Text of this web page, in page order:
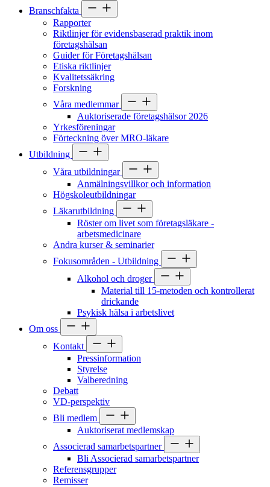
Branschfakta
Rapporter
Riktlinjer för evidensbaserad praktik inom
företagshälsan
Guider för Företagshälsan
Etiska riktlinjer
Kvalitetssäkring
Forskning
Våra medlemmar
Auktoriserade företagshälsor 2026
Yrkesföreningar
Förteckning över MRO-läkare
Utbildning
Våra utbildningar
Anmälningsvillkor och information
Högskoleutbildningar
Läkarutbildning
Röster om livet som företagsläkare -
arbetsmedicinare
Andra kurser & seminarier
Fokusområden - Utbildning
Alkohol och droger
Material till 15-metoden och kontrollerat
drickande
Psykisk hälsa i arbetslivet
Om oss
Kontakt
Pressinformation
Styrelse
Valberedning
Debatt
VD-perspektiv
Bli medlem
Auktoriserat medlemskap
Associerad samarbetspartner
Bli Associerad samarbetspartner
Referensgrupper
Remisser